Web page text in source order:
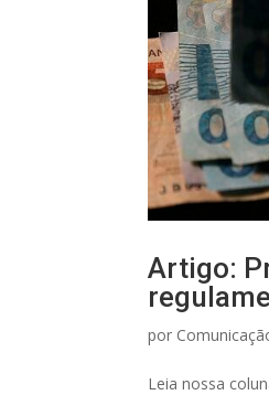
Artigo:
por
Leia nossa